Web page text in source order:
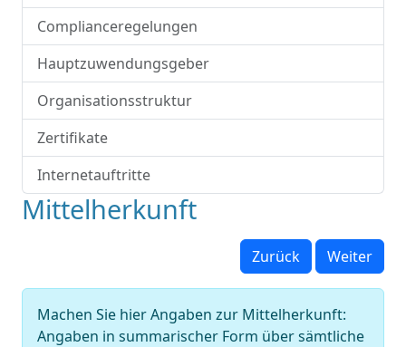
Complianceregelungen
Hauptzuwendungsgeber
Organisationsstruktur
Zertifikate
Internetauftritte
Mittelherkunft
Zurück Weiter
Machen Sie hier Angaben zur Mittelherkunft:
Angaben in summarischer Form über sämtliche